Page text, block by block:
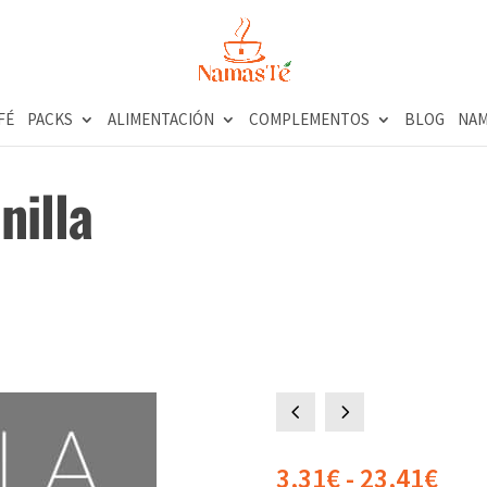
PACKS ALIMENTACIÓN COMPLEMENTOS BLOG
4 5
3,31€ - 23,41€